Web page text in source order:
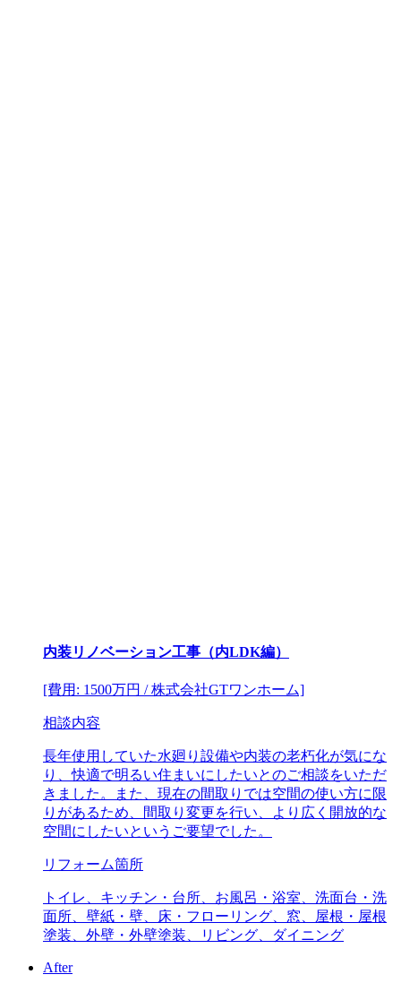
内装リノベーション工事（内LDK編）
[費用: 1500万円 / 株式会社GTワンホーム]
相談内容
長年使用していた水廻り設備や内装の老朽化が気にな
り、快適で明るい住まいにしたいとのご相談をいただ
きました。また、現在の間取りでは空間の使い方に限
りがあるため、間取り変更を行い、より広く開放的な
空間にしたいというご要望でした。
リフォーム箇所
トイレ、キッチン・台所、お風呂・浴室、洗面台・洗
面所、壁紙・壁、床・フローリング、窓、屋根・屋根
塗装、外壁・外壁塗装、リビング、ダイニング
After